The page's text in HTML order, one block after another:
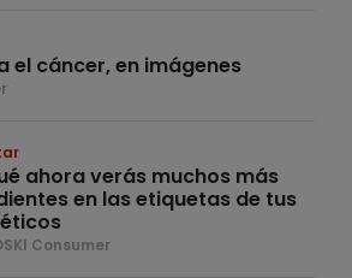
el cáncer, en imágenes
ahora verás muchos más
en las etiquetas de tus
Consumer